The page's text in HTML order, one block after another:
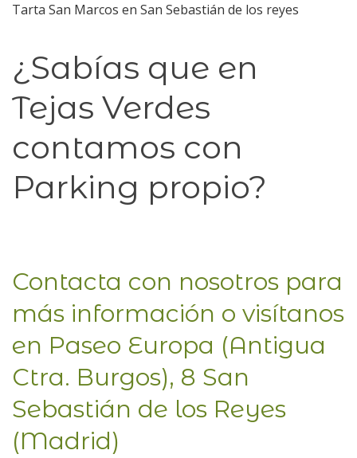
Tarta San Marcos en San Sebastián de los reyes
¿Sabías que en
Tejas Verdes
contamos con
Parking propio?
Contacta con nosotros para
más información o visítanos
en Paseo Europa (Antigua
Ctra. Burgos), 8 San
Sebastián de los Reyes
(Madrid)